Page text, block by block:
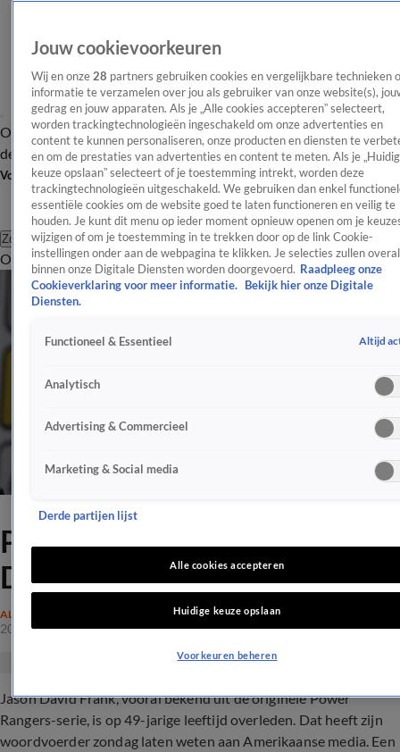
OverzichtAfleveringen Entertainment TV Algemeen
Tip
de redactieNieuwsbrief
Volg Shownieuws
Zoeken
OverzichtEntertainmentSpraakmakendRealityCrimeVideo's
Power Ranger-acteur Jason
David Frank overleden
ALGEMEEN
20 nov 2022, 20:15
Jason David Frank, vooral bekend uit de originele Power
Rangers-serie, is op 49-jarige leeftijd overleden. Dat heeft zijn
woordvoerder zondag laten weten aan Amerikaanse media. Een
Jouw cookievoorkeuren
Wij en onze 28 partners gebruiken cookies en vergelijkbare technieken
informatie te verzamelen over jou als gebruiker van onze website(s),
gedrag en jouw apparaten. Als je „Alle cookies accepteren” selecteert,
worden trackingtechnologieën ingeschakeld om onze advertenties en
content te kunnen personaliseren, onze producten en diensten te
en om de prestaties van advertenties en content te meten. Als je
keuze opslaan” selecteert of je toestemming intrekt, worden deze
trackingtechnologieën uitgeschakeld. We gebruiken dan enkel
essentiële cookies om de website goed te laten functioneren en veilig te
houden. Je kunt dit menu op ieder moment opnieuw openen om je
wijzigen of om je toestemming in te trekken door op de link Cookie-
instellingen onder aan de webpagina te klikken. Je selecties zullen overal
binnen onze Digitale Diensten worden doorgevoerd. Raadpleeg onze
Cookieverklaring voor meer informatie.
Bekijk hier onze Digitale
Diensten.
Functioneel & Essentieel Altijd
Analytisch
Advertising & Commercieel
Marketing & Social media
Derde partijen lijst
Alle cookies accepteren
Huidige keuze opslaan
Voorkeuren beheren